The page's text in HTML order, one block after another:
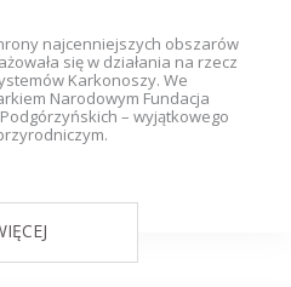
najcenniejszych obszarów
się w działania na rzecz
Karkonoszy. We
Narodowym Fundacja
– wyjątkowego